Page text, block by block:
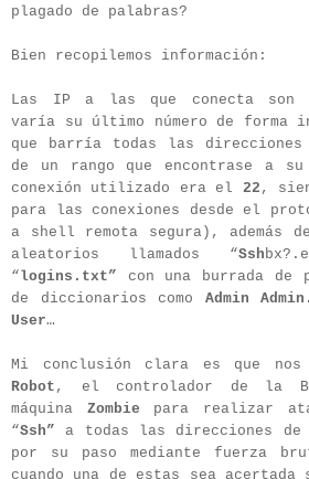
plagado de palabras?
Bien recopilemos información:
Las IP a las que conecta son
varía su último número de forma
que barría todas las direcciones
de un rango que encontrase a
conexión utilizado era el 22 ,
para las conexiones desde el
a shell remota segura), además
aleatorios llamados “Ssh
“logins.txt” con una burrada de
de diccionarios como Admin
User…
Mi conclusión clara es que nos
Robot , el controlador de la
máquina Zombie para realizar
“Ssh” a todas las direcciones de
por su paso mediante fuerza
cuando una de estas sea